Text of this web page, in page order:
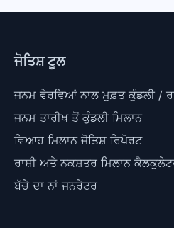
ਜੋਤਿਸ਼ ਟੂਲ
ਜਨਮ ਵੇਰਵਿਆਂ ਨਾਲ ਮੁਫ਼ਤ ਕੁੰਡਲੀ /
ਜਨਮ ਤਾਰੀਖ ਤੋਂ ਕੁੰਡਲੀ ਮਿਲਾਨ
ਵਿਆਹ ਮਿਲਾਨ ਜੋਤਿਸ਼ ਰਿਪੋਰਟ
ਰਾਸ਼ੀ ਅਤੇ ਨਕਸ਼ਤਰ ਮਿਲਾਨ
ਬੱਚੇ ਦਾ ਨਾਂ ਜਨਰੇਟਰ